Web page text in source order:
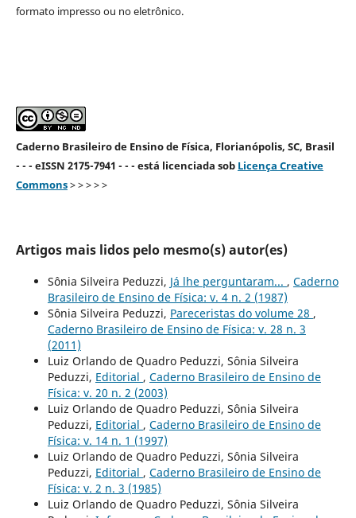
formato impresso ou no eletrônico.
Caderno Brasileiro de Ensino de Física, Florianópolis, SC, Brasil
- - - eISSN 2175-7941 - - - está licenciada sob Licença Creative
Commons> > > > >
Artigos mais lidos pelo mesmo(s) autor(es)
Sônia Silveira Peduzzi, Já lhe perguntaram... , Caderno
Brasileiro de Ensino de Física: v. 4 n. 2 (1987)
Sônia Silveira Peduzzi, Pareceristas do volume 28 ,
Caderno Brasileiro de Ensino de Física: v. 28 n. 3
(2011)
Luiz Orlando de Quadro Peduzzi, Sônia Silveira
Peduzzi, Editorial , Caderno Brasileiro de Ensino de
Física: v. 20 n. 2 (2003)
Luiz Orlando de Quadro Peduzzi, Sônia Silveira
Peduzzi, Editorial , Caderno Brasileiro de Ensino de
Física: v. 14 n. 1 (1997)
Luiz Orlando de Quadro Peduzzi, Sônia Silveira
Peduzzi, Editorial , Caderno Brasileiro de Ensino de
Física: v. 2 n. 3 (1985)
Luiz Orlando de Quadro Peduzzi, Sônia Silveira